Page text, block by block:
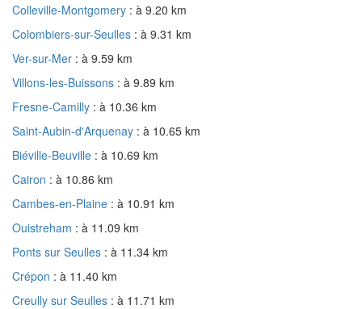
Colleville-Montgomery : à 9.20 km
Colombiers-sur-Seulles : à 9.31 km
Ver-sur-Mer : à 9.59 km
Villons-les-Buissons : à 9.89 km
Fresne-Camilly : à 10.36 km
Saint-Aubin-d'Arquenay : à 10.65 km
Biéville-Beuville : à 10.69 km
Cairon : à 10.86 km
Cambes-en-Plaine : à 10.91 km
Ouistreham : à 11.09 km
Ponts sur Seulles : à 11.34 km
Crépon : à 11.40 km
Creully sur Seulles : à 11.71 km